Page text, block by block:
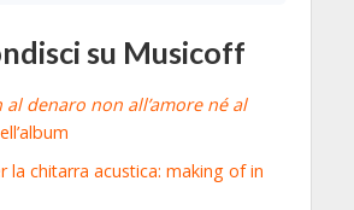
su Musicoff
al denaro non all’amore né al
la chitarra acustica: making of in